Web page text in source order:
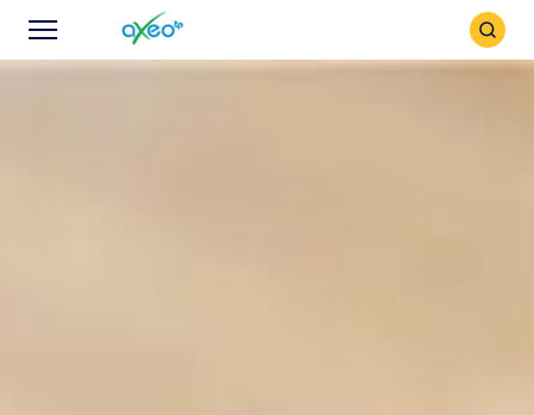
Icône
Icône